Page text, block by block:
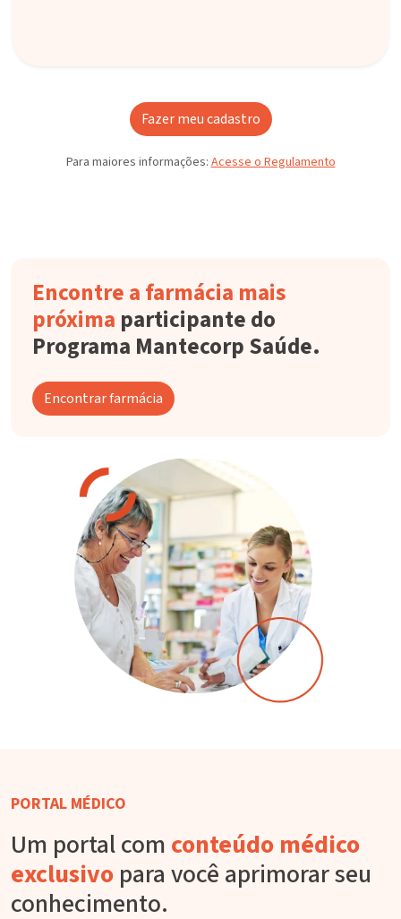
Fazer meu cadastro
Para maiores informações:Acesse o Regulamento
Encontre a farmácia mais
próxima participante do
Programa Mantecorp Saúde.
Encontrar farmácia
PORTAL MÉDICO
Um portal com conteúdo médico
exclusivo para você aprimorar seu
conhecimento.